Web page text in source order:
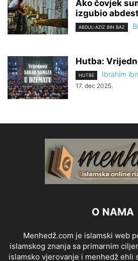
Ako čovjek
izgubio
ABDUL-AZIZ BIN BAZ
Hutba:
HUTBE Ibrahim
17. dec 2025.
O NAMA
Menhedž.com je islamski web
islamskog znanja sa primarnim
islamsko vjerovanje i menhedž ehli